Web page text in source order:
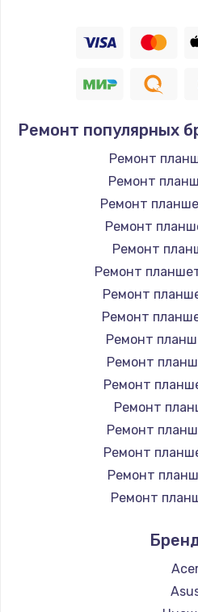
Замена шим-
3900
1200
Установка
950
Замена
1000
Чистка
Ремонт популярных
Ремонт
Ремонт
Ремонт
Ремонт
Ремонт
Ремонт
Ремонт
Ремонт
Ремонт
Ремонт
Ремонт
Ремонт
Ремонт
Ремонт
Ремонт
Ремонт
Ремонт
Ремонт
Ремонт